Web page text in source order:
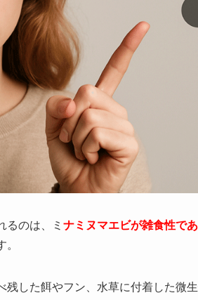
るのは、ミ ナミヌマエビが雑食性で
。
した餌やフン、水草に付着した微